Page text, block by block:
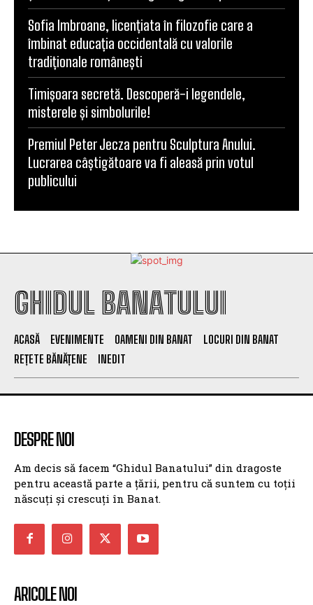
Sofia Imbroane, licențiata în filozofie care a
îmbinat educația occidentală cu valorile
tradiționale românești
Timișoara secretă. Descoperă-i legendele,
misterele și simbolurile!
Premiul Peter Jecza pentru Sculptura Anului.
Lucrarea câștigătoare va fi aleasă prin votul
publicului
GHIDUL BANATULUI
ACASĂ EVENIMENTE OAMENI DIN BANAT
LOCURI DIN BANAT
REȚETE BĂNĂȚENE
INEDIT
DESPRE NOI
Am decis să facem “Ghidul Banatului” din dragoste
pentru această parte a țării, pentru că suntem cu toții
născuți și crescuți în Banat.
ARICOLE NOI